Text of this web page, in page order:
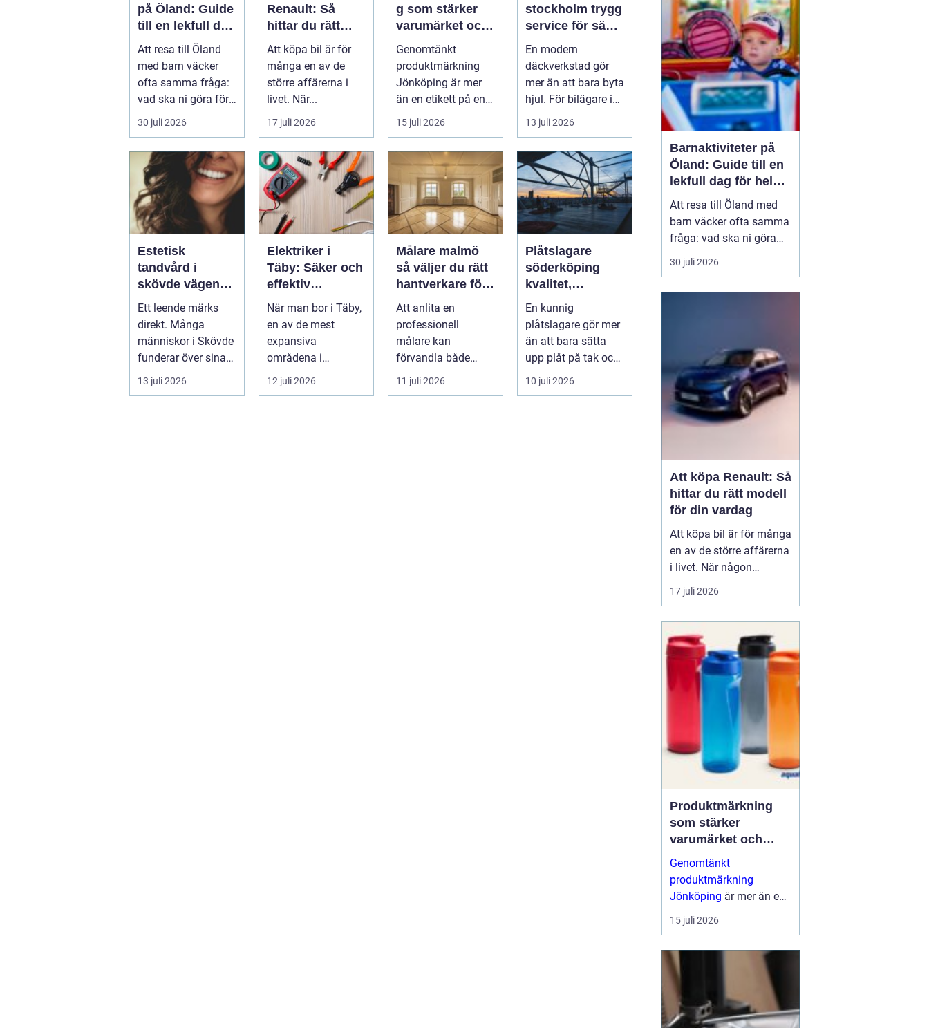
på Öland: Guide
till en lekfull dag
för hela familjen
Att resa till Öland
med barn väcker
ofta samma fråga:
vad ska ni göra för
30 juli 2026
Renault: Så
hittar du rätt
modell för din
vardag
Att köpa bil är för
många en av de
större affärerna i
livet. När...
17 juli 2026
g som stärker
varumärket och
förenklar
vardagen
Genomtänkt
produktmärkning
Jönköping är mer
än en etikett på en
15 juli 2026
stockholm trygg
service för säkra
mil året runt
En modern
däckverkstad gör
mer än att bara byta
hjul. För bilägare i
Stockholm handlar
valet av däck...
13 juli 2026
Estetisk
tandvård i
skövde vägen
till ett leende du
trivs med
Ett leende märks
direkt. Många
människor i Skövde
funderar över sina
tänder, men skjuter
upp att gör...
13 juli 2026
Elektriker i
Täby: Säker och
effektiv
elinstallation i
norrort
När man bor i Täby,
en av de mest
expansiva
områdena i
Stockholms norrort,
är b...
12 juli 2026
Målare malmö
så väljer du rätt
hantverkare för
hem och företag
Att anlita en
professionell
målare kan
förvandla både
bostad och
arbetsplats på kort
11 juli 2026
Plåtslagare
söderköping
kvalitet,
hållbarhet och
tryggt takarbete
En kunnig
plåtslagare gör mer
än att bara sätta
upp plåt på tak och
fasad. Rätt
plåtarbeten skyddar
10 juli 2026
ekonomi och livskvalitet.
När fler söker sig mot
nat...
Barnaktiviteter på
Öland: Guide till en
lekfull dag för hela
familjen
Att resa till Öland med
barn väcker ofta samma
fråga: vad ska ni göra
för att alla ska trivas,
oavsett ålder och
30 juli 2026
Att köpa Renault: Så
hittar du rätt modell
för din vardag
Att köpa bil är för många
en av de större affärerna
i livet. När någon
funderar på att köpa
Renault Skåne
17 juli 2026
Produktmärkning
som stärker
varumärket och
förenklar vardagen
Genomtänkt
produktmärkning
Jönköping är mer än en
etikett på en produkt.
Den guidar användaren,
15 juli 2026